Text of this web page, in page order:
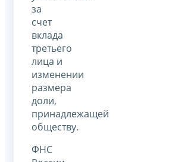
за
счет
вклада
третьего
лица и
изменении
размера
доли,
принадлежащей
обществу.
ФНС